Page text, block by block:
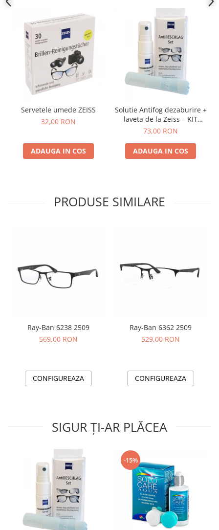
Servetele umede ZEISS
32,00 RON
ADAUGA IN COS
Solutie Antifog dezaburire +
laveta de la Zeiss – KIT
COMPLET
73,00 RON
ADAUGA IN COS
PRODUSE SIMILARE
Ray-Ban 6238 2509
569,00 RON
CONFIGUREAZA
Ray-Ban 6362 2509
529,00 RON
CONFIGUREAZA
SIGUR ȚI-AR PLĂCEA
-15%